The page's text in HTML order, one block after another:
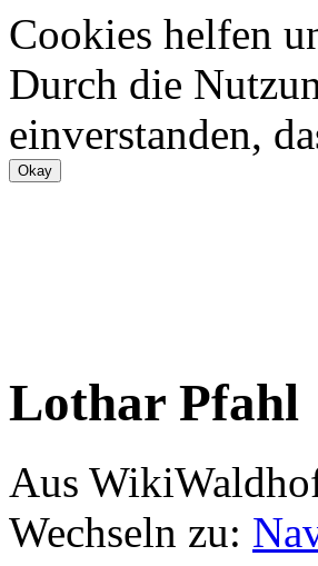
Cookies helfen
Durch die
einverstanden,
Lothar Pfahl
Aus
Wechseln zu: